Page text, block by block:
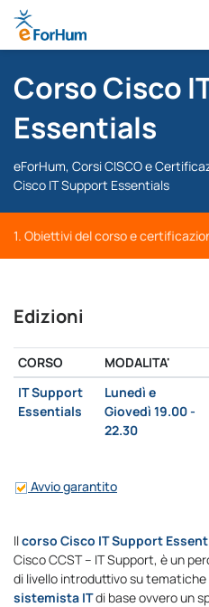
Corso Cisco
Essentials
eForHum, Corsi CISCO e
Cisco IT Support Essentials
1. Obiettivi del corso e
Edizioni
CORSO MODALITA'
IT Support
Essentials
Lunedì e
Giovedì 19.00 -
22.30
Avvio garantito
Ilcorso Cisco IT Support
Cisco CCST – IT Support, è un
di livello introduttivo su
sistemista ITdi base ovvero un